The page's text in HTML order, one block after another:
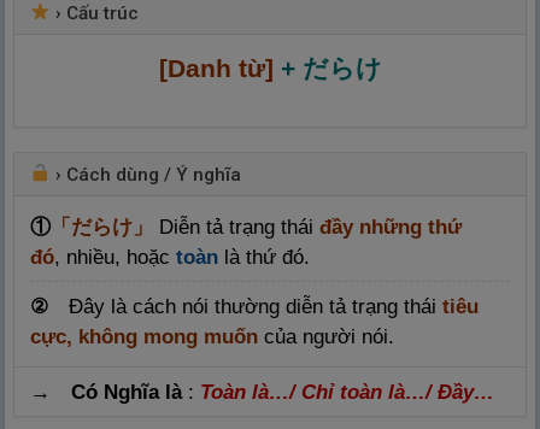
› Cấu trúc
[Danh từ] + だらけ
› Cách dùng / Ý nghĩa
①「 だらけ」 Diễn tả trạng thái đầy những thứ
đó, nhiều, hoặc toàn là thứ đó.
② Đây là cách nói thường diễn tả trạng thái tiêu
cực, không mong muốncủa người nói.
→ Có Nghĩa là: Toàn là…/ Chỉ toàn là…/ Đầy…